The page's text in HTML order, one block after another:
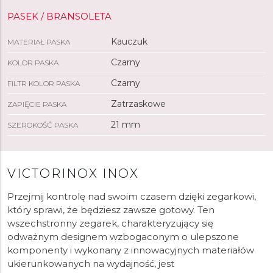
Materiał paska:Kauczuk
Materiał koperty:
Carbon
Wykończenie tarczy:Matowy
Kolory
Kolor koperty:Czarny
Kolor pierścienia:
Czarny
Kolor tarczy:Czarny / Czerwony
PASEK / BRANSOLETA
MATERIAŁ PASKA Kauczuk
KOLOR PASKA Czarny
FILTR KOLOR PASKA Czarny
ZAPIĘCIE PASKA Zatrzaskowe
SZEROKOŚĆ PASKA 21 mm
VICTORINOX INOX
Przejmij kontrolę nad swoim czasem dzięki zegarkowi,
który sprawi, że będziesz zawsze gotowy. Ten
wszechstronny zegarek, charakteryzujący się
odważnym designem wzbogaconym o ulepszone
komponenty i wykonany z innowacyjnych materiałów
ukierunkowanych na wydajność, jest